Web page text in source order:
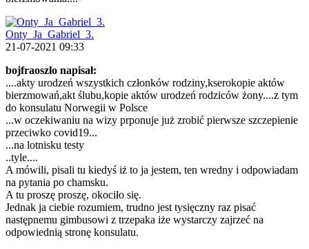
Onty_Ja_Gabriel_3.
21-07-2021 09:33
bojfraoszlo napisał:
....akty urodzeń wszystkich członków rodziny,kserokopie aktów
bierzmowań,akt ślubu,kopie aktów urodzeń rodziców żony....z tym
do konsulatu Norwegii w Polsce
...w oczekiwaniu na wizy prponuje już zrobić pierwsze szczepienie
przeciwko covid19...
...na lotnisku testy
..tyle....
A mówili, pisali tu kiedyś iż to ja jestem, ten wredny i odpowiadam
na pytania po chamsku.
A tu proszę proszę, okociło się.
Jednak ja ciebie rozumiem, trudno jest tysięczny raz pisać
następnemu gimbusowi z trzepaka iże wystarczy zajrzeć na
odpowiednią stronę konsulatu.